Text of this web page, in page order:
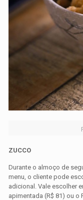
ZUCCO
Durante o almoço de
menu, o cliente pode
adicional. Vale escolher
apimentada (R$ 81) ou o